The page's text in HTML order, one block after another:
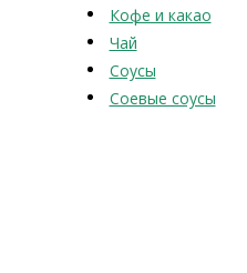
Кофе и какао
Чай
Соусы
Соевые соусы